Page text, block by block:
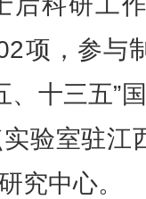
项，参与
、十三五”
验室驻江
究中心。